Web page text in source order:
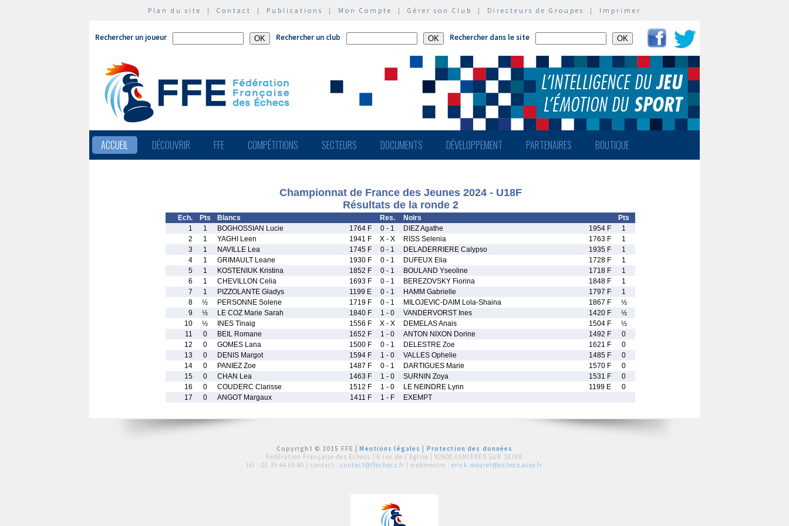
Plan du site | Contact | Publications | Mon Compte | Gérer son Club | Directeurs de Groupes | Imprimer
Rechercher un joueur Rechercher un club Rechercher dans le site
ACCUEIL DÉCOUVRIR FFE COMPÉTITIONS SECTEURS DOCUMENTS DÉVELOPPEMENT PARTENAIRES BOUTIQUE
Championnat de France des Jeunes 2024 - U18F
Résultats de la ronde 2
Ech. Pts Blancs Res. Noirs
Pts
1
1 BOGHOSSIAN Lucie 1764 F 0 - 1 DIEZ Agathe 1954 F
1
2
1 YAGHI Leen 1941 F X - X RISS Selenia 1763 F
1
3
1 NAVILLE Lea 1745 F 0 - 1 DELADERRIERE Calypso 1935 F
1
4
1 GRIMAULT Leane 1930 F 0 - 1 DUFEUX Elia 1728 F
1
5
1 KOSTENIUK Kristina 1852 F 0 - 1 BOULAND Yseoline 1718 F
1
6
1 CHEVILLON Celia 1693 F 0 - 1 BEREZOVSKY Fiorina 1848 F
1
7
1 PIZZOLANTE Gladys 1199 E 0 - 1 HAMM Gabrielle 1797 F
1
8
½ PERSONNE Solene 1719 F 0 - 1 MILOJEVIC-DAIM Lola-Shaina 1867 F
½
9
½ LE COZ Marie Sarah 1840 F 1 - 0 VANDERVORST Ines 1420 F
½
10
½ INES Tinaig 1556 F X - X DEMELAS Anais 1504 F
½
11
0 BEIL Romane 1652 F 1 - 0 ANTON NIXON Dorine 1492 F
0
12
0 GOMES Lana 1500 F 0 - 1 DELESTRE Zoe 1621 F
0
13
0 DENIS Margot 1594 F 1 - 0 VALLES Ophelie 1485 F
0
14
0 PANIEZ Zoe 1487 F 0 - 1 DARTIGUES Marie 1570 F
0
15
0 CHAN Lea 1463 F 1 - 0 SURNIN Zoya 1531 F
0
16
0 COUDERC Clarisse 1512 F 1 - 0 LE NEINDRE Lynn 1199 E
0
17
0 ANGOT Margaux 1411 F 1 - F EXEMPT
Copyright © 2015 FFE |Mentions légales
Protection des données
Fédération Française des Echecs | 6 rue de l'Eglise | 92600 ASNIERES SUR SEINE
tél : 01 39 44 65 80 | contact : contact@ffechecs.fr | webmestre : erick.mouret@echecs.asso.fr